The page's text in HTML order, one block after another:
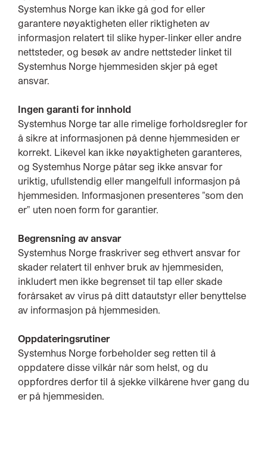
Systemhus Norge kan ikke gå god for eller
garantere nøyaktigheten eller riktigheten av
informasjon relatert til slike hyper-linker eller andre
nettsteder, og besøk av andre nettsteder linket til
Systemhus Norge hjemmesiden skjer på eget
ansvar.
Ingen garanti for innhold
Systemhus Norge tar alle rimelige forholdsregler for
å sikre at informasjonen på denne hjemmesiden er
korrekt. Likevel kan ikke nøyaktigheten garanteres,
og Systemhus Norge påtar seg ikke ansvar for
uriktig, ufullstendig eller mangelfull informasjon på
hjemmesiden. Informasjonen presenteres "som den
er" uten noen form for garantier.
Begrensning av ansvar
Systemhus Norge fraskriver seg ethvert ansvar for
skader relatert til enhver bruk av hjemmesiden,
inkludert men ikke begrenset til tap eller skade
forårsaket av virus på ditt datautstyr eller benyttelse
av informasjon på hjemmesiden.
Oppdateringsrutiner
Systemhus Norge forbeholder seg retten til å
oppdatere disse vilkår når som helst, og du
oppfordres derfor til å sjekke vilkårene hver gang du
er på hjemmesiden.